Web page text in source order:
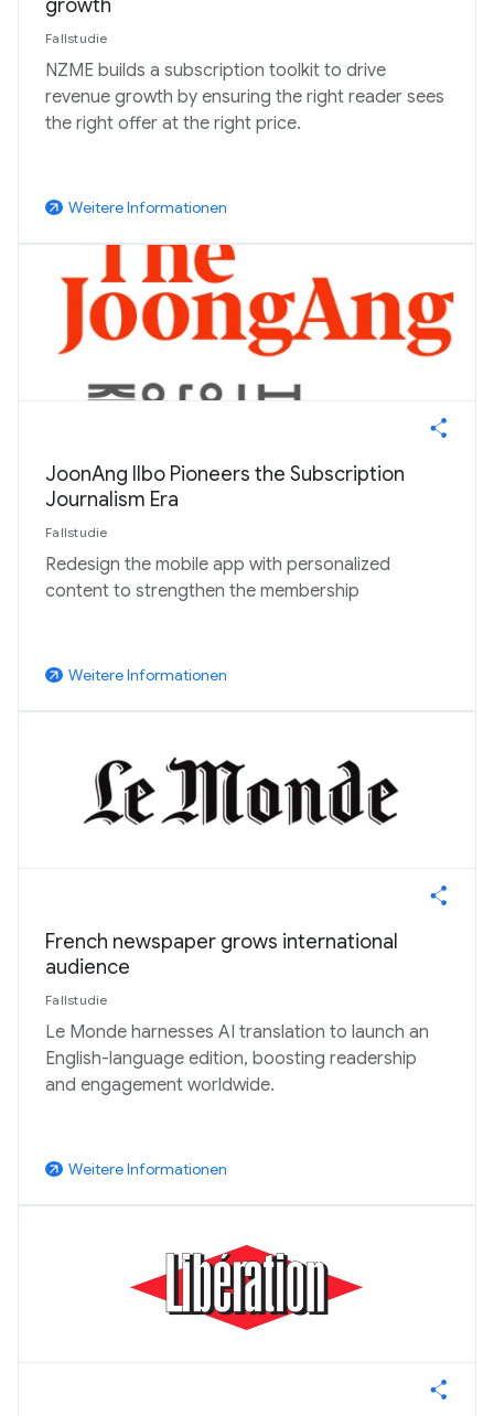
growth
Fallstudie
NZME builds a subscription toolkit to drive
revenue growth by ensuring the right reader sees
the right offer at the right price.
arrow_outward Weitere Informationen
JoonAng Ilbo Pioneers the Subscription
Journalism Era
Fallstudie
Redesign the mobile app with personalized
content to strengthen the membership
arrow_outward Weitere Informationen
French newspaper grows international
audience
Fallstudie
Le Monde harnesses AI translation to launch an
English-language edition, boosting readership
and engagement worldwide.
arrow_outward Weitere Informationen